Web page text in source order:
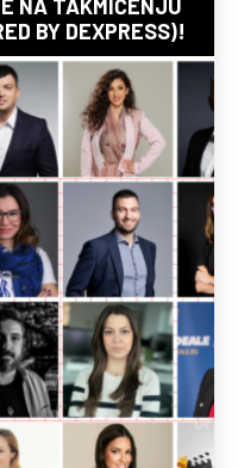
NA TAKMIČENJU
BY DEXPRESS)!